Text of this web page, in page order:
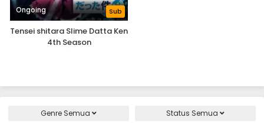
Ongoing Sub
Tensei shitara Slime Datta Ken
4th Season
Genre Semua Status Semua